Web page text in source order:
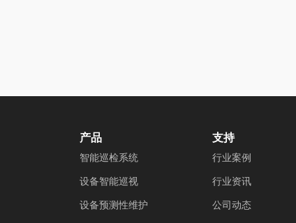
产品
智能巡检系统
设备智能巡视
设备预测性维护
支持
行业案例
行业资讯
公司动态